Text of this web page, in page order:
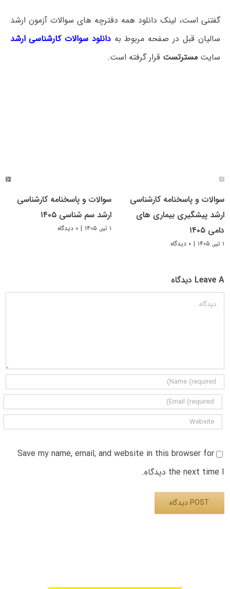
گفتنی است، لینک دانلود همه دفترچه های سوالات آزمون ارشد
سالیان قبل در صفحه مربوط بهدانلود سوالات کارشناسی ارشد
سایتمسترتست قرار گرفته است.
سوالات و پاسخنامه کارشناسی
ارشد پیشگیری بیماری های
دامی ۱۴۰۵
۱ تیر, ۱۴۰۵ | ۰ دیدگاه
سوالات و پاسخنامه کارشناسی
ارشد سم شناسی ۱۴۰۵
۱ تیر, ۱۴۰۵ | ۰ دیدگاه
Leave A دیدگاه
دیدگاه
Save my name, email, and website in this browser for
the next time I دیدگاه.